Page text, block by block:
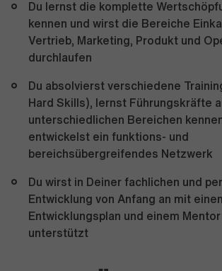
Du lernst die komplette
kennen und wirst die Bereiche
Vertrieb, Marketing, Produkt und
durchlaufen
Du absolvierst verschiedene
Hard Skills), lernst Führungskräfte
unterschiedlichen Bereichen
entwickelst ein funktions- und
bereichsübergreifendes Netzwerk
Du wirst in Deiner fachlichen und
Entwicklung von Anfang an mit
Entwicklungsplan und einem
unterstützt